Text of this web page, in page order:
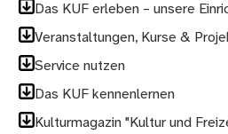
Das KUF erleben – unsere
Veranstaltungen, Kurse &
Service nutzen
Das KUF kennenlernen
Kulturmagazin "Kultur und